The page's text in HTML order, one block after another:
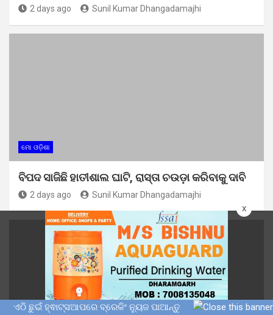
x
2 days ago Sunil Kumar Dhangadamajhi
ମୋ ଓଡ଼ିଶା
ବିପଦ ସାଜିଛି ହାତୀଶାଲ ଘାଟି, ରାସ୍ତା ଚଉଡ଼ା କରିବାକୁ ଦାବି
2 days ago Sunil Kumar Dhangadamajhi
ଏଠି ଛୁଇଁ ହ୍ଵାଟ୍ସଆପରେ ବ୍ରେକିଂ ନ୍ୟୁଜ ପାଆନ୍ତୁ